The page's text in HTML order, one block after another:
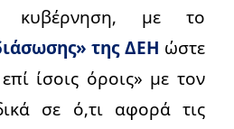
κυβέρνηση, με το
της ΔΕΗ ώστε
ίσοις όροις» με τον
σε ό,τι αφορά τις